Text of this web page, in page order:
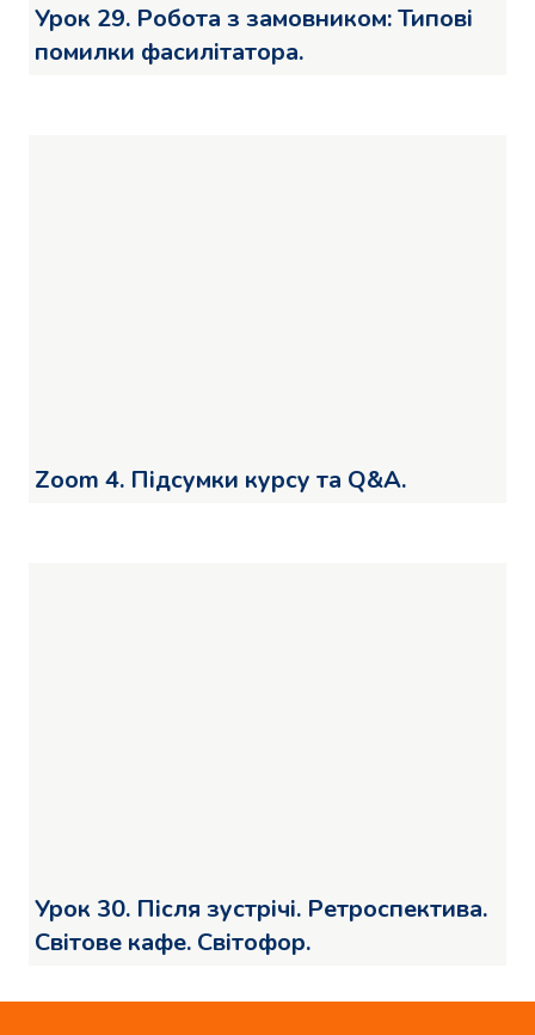
Урок 29. Робота з замовником: Типові
помилки фасилітатора.
Zoom 4. Підсумки курсу та Q&A.
Урок 30. Після зустрічі. Ретроспектива.
Світове кафе. Світофор.